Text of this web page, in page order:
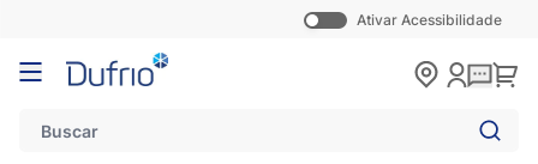
Ativar Acessibilidade
Pular para o conteúdo